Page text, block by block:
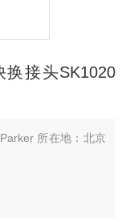
换接头SK1020
所在地：北京